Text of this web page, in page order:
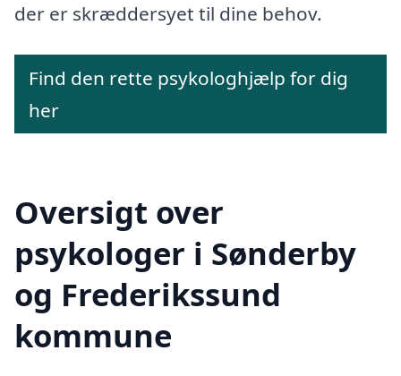
der er skræddersyet til dine behov.
Find den rette psykologhjælp for dig
her
Oversigt over
psykologer i Sønderby
og Frederikssund
kommune